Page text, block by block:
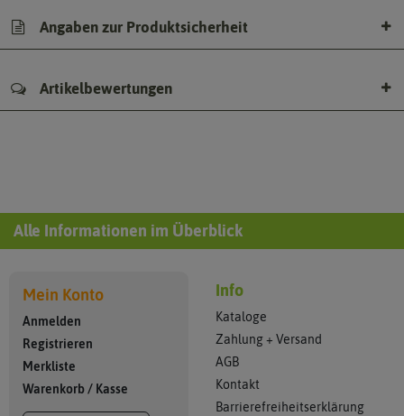
Angaben zur Produktsicherheit
Artikelbewertungen
Alle Informationen im Überblick
Mein Konto
Anmelden
Registrieren
Merkliste
Warenkorb / Kasse
Info
Kataloge
Zahlung + Versand
AGB
Kontakt
Barrierefreiheitserklärung